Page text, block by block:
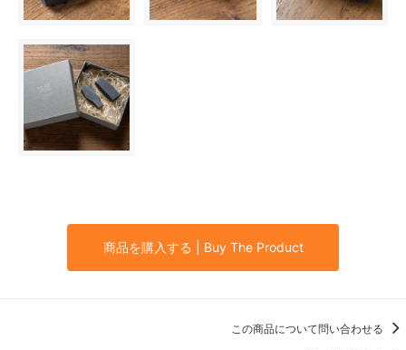
商品を購入する | Buy The Product
この商品について問い合わせる